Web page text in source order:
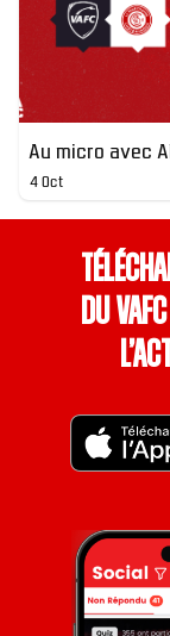
Au micro avec
4 Oct
du